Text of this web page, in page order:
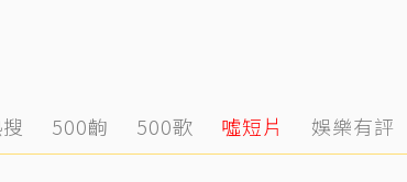
500齣 500歌 噓短片 娛樂有評